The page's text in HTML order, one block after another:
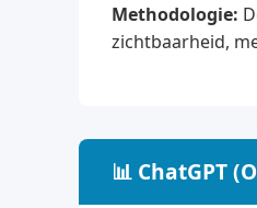
Methodologie:
zichtbaarheid,
📊 ChatGPT